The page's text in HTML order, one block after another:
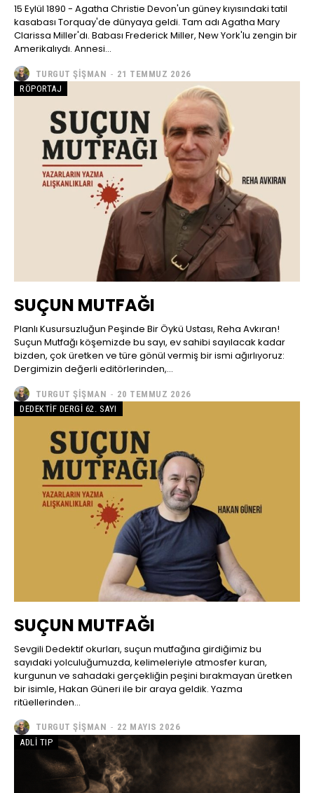
15 Eylül 1890 - Agatha Christie Devon'un güney kıyısındaki tatil
kasabası Torquay'de dünyaya geldi. Tam adı Agatha Mary
Clarissa Miller'dı. Babası Frederick Miller, New York'lu zengin bir
Amerikalıydı. Annesi...
TURGUT ŞIŞMAN - 21 TEMMUZ 2026
RÖPORTAJ
SUÇUN MUTFAĞI
Planlı Kusursuzluğun Peşinde Bir Öykü Ustası, Reha Avkıran!
Suçun Mutfağı köşemizde bu sayı, ev sahibi sayılacak kadar
bizden, çok üretken ve türe gönül vermiş bir ismi ağırlıyoruz:
Dergimizin değerli editörlerinden,...
TURGUT ŞIŞMAN - 20 TEMMUZ 2026
DEDEKTIF DERGI 62. SAYI
SUÇUN MUTFAĞI
Sevgili Dedektif okurları, suçun mutfağına girdiğimiz bu
sayıdaki yolculuğumuzda, kelimeleriyle atmosfer kuran,
kurgunun ve sahadaki gerçekliğin peşini bırakmayan üretken
bir isimle, Hakan Güneri ile bir araya geldik. Yazma
ritüellerinden...
TURGUT ŞIŞMAN - 22 MAYIS 2026
ADLI TIP